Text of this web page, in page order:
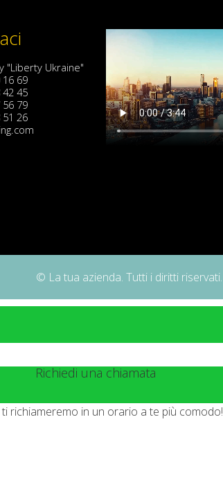
"Liberty Ukraine"
16 69
42 45
56 79
51 26
© La tua azienda. Tutti i diritti riservati.
Richiedi una chiamata
richiameremo in un orario a te più comodo!